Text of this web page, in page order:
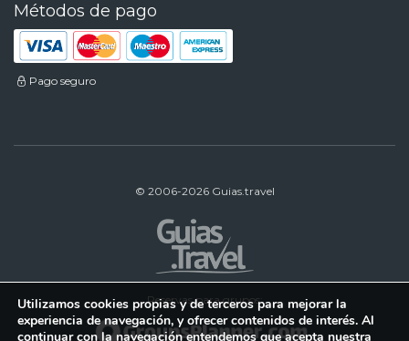
Métodos de pago
Pago seguro
© 2006-2026 Guias.travel
Reservas para grupos:
Utilizamos cookies propias y de terceros para mejorar la
experiencia de navegación, y ofrecer contenidos de interés. Al
continuar con la navegación entendemos que acepta nuestra